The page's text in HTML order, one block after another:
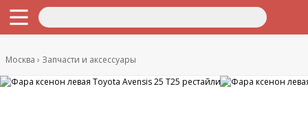
Москва Запчасти и аксессуары